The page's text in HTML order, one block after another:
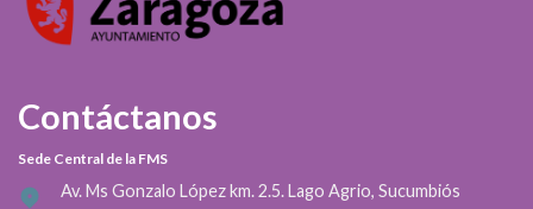
Contáctanos
Sede Central de la FMS
Av. Ms Gonzalo López km. 2.5. Lago Agrio, Sucumbiós